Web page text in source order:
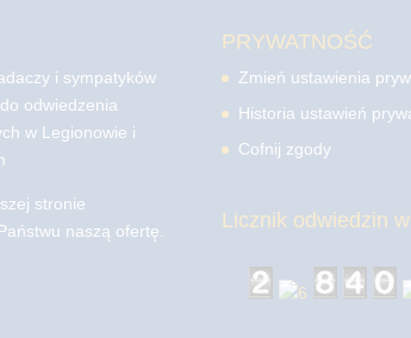
i sympatyków
odwiedzenia
w Legionowie i
stronie
naszą ofertę.
PRYWATNOŚĆ
Zmień ustawienia
Historia ustawień
Cofnij zgody
Licznik odwiedzin